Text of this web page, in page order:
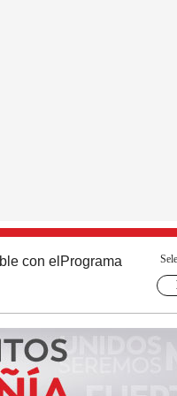
con el Programa